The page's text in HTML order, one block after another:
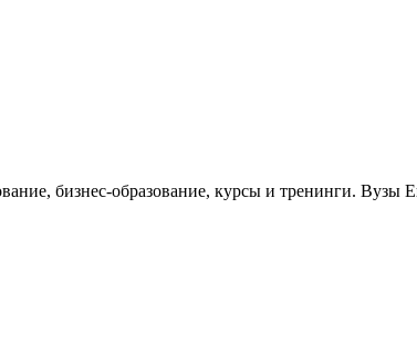
бизнес-образование, курсы и тренинги.